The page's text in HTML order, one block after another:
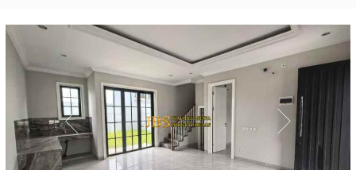
Untuk hasil simulasi
pada kotak-
Simpan